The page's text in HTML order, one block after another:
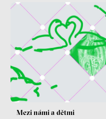
Mezi námi a dětmi